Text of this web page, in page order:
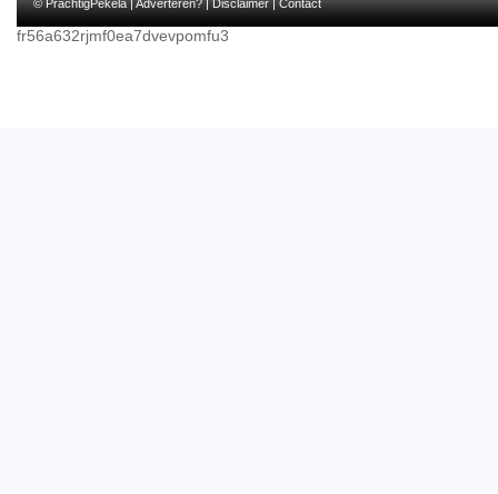
© PrachtigPekela |Adverteren?|Disclaimer|Contact
fr56a632rjmf0ea7dvevpomfu3